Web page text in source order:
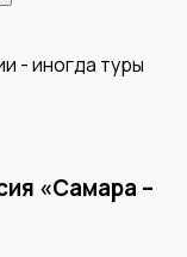
- иногда туры
«Самара –